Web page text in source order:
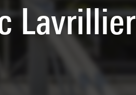
Lavrillier